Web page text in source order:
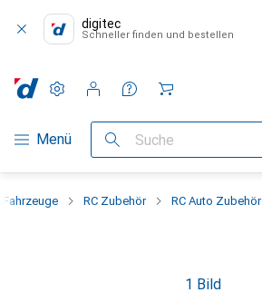
digitec
Schneller finden und bestellen
Navigation nach Kategorien
Menü Suche
Einstellungen
Kundenkonto
Vergleichslisten
Merklisten
Warenkorb
RC Zubehör RC Auto Zubehör
1 Bild